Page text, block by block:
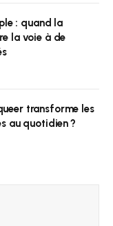
: quand la
la voie à de
transforme les
au quotidien ?